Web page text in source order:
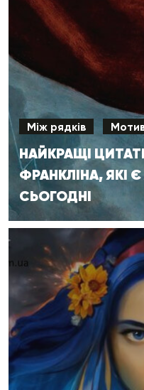
Між рядків
НАЙКРАЩІ
ФРАНКЛІНА, ЯКІ
СЬОГОДНІ